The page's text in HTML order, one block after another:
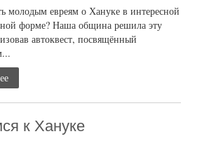
молодым евреям о Хануке в интересной
форме? Наша община решила эту
автоквест, посвящённый
к Хануке